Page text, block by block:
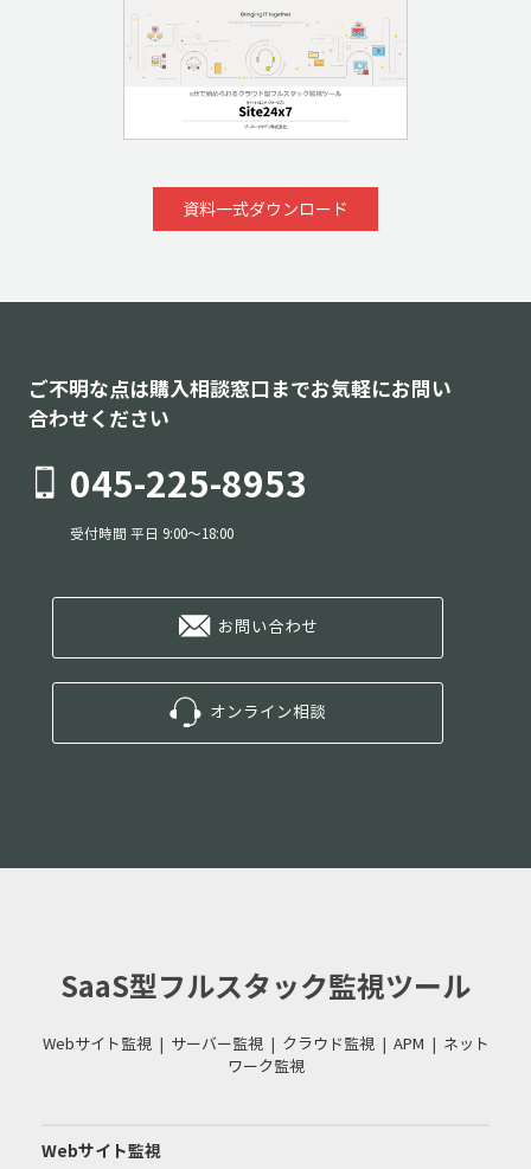
資料一式ダウンロード
ご不明な点は購入相談窓口までお気軽にお問い
合わせください
045-225-8953
受付時間 平日 9:00～18:00
お問い合わせ
オンライン相談
SaaS型フルスタック監視ツール
Webサイト監視| サーバー監視| クラウド監視| APM | ネット
ワーク監視
Webサイト監視